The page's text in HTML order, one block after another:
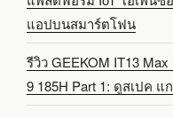
แอปบนสมาร์ตโฟน
รีวิว GEEKOM IT13
9 185H Part 1: ดูสเปค แ